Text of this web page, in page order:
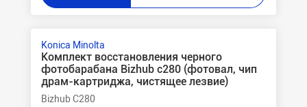
Konica Minolta
Комплект восстановления черного
фотобарабана Bizhub c280 (фотовал, чип
драм-картриджа, чистящее лезвие)
Bizhub C280